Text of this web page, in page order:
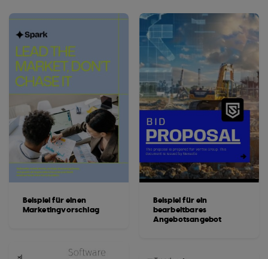
Beispiel für einen
Marketingvorschlag
Beispiel für ein
bearbeitbares
Angebotsangebot